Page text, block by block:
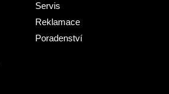
Servis
Reklamace
Poradenství